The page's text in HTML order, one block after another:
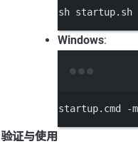
sh startup.sh
Windows:
startup.cmd -
验证与使用